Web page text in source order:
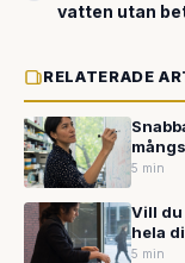
vatten utan
RELATERADE
5 min
Vill du
hela
du ska
5 min